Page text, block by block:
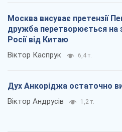
Москва висуває претензії
дружба перетворюється на
Росії від Китаю
Віктор Каспрук 6,4 т.
Дух Анкоріджа остаточно
Віктор Андрусів 1,2 т.